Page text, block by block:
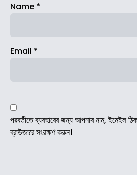
Name *
Email *
পরবর্তীতে ব্যবহারের জন্য আপনার নাম, ইমেইল
ব্রাউজারে সংরক্ষণ করুন।